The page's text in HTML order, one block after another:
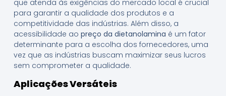
que atenda às exigências do mercado local é crucial
para garantir a qualidade dos produtos e a
competitividade das indústrias. Além disso, a
acessibilidade ao preço da dietanolamina é um fator
determinante para a escolha dos fornecedores, uma
vez que as indústrias buscam maximizar seus lucros
sem comprometer a qualidade.
Aplicações Versáteis